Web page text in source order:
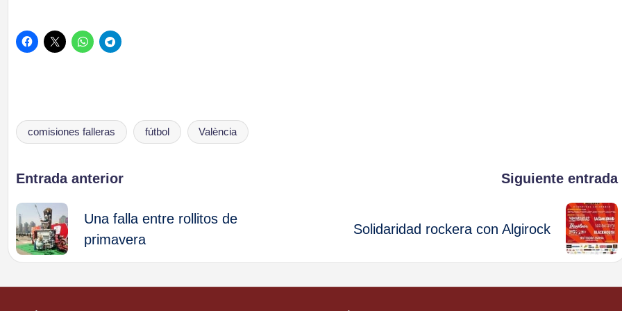
Etiquetas:
comisiones falleras fútbol València
Navegación
de
entradas
Entrada anterior
Una falla entre rollitos de
primavera
Siguiente entrada
Solidaridad rockera con Algirock